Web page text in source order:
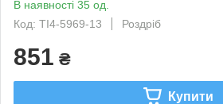
В наявності 35 од.
Код: TI4-5969-13
Роздріб
851 ₴
Купити